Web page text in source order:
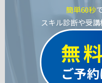
簡単60秒
スキル診断や受講
無
ご予